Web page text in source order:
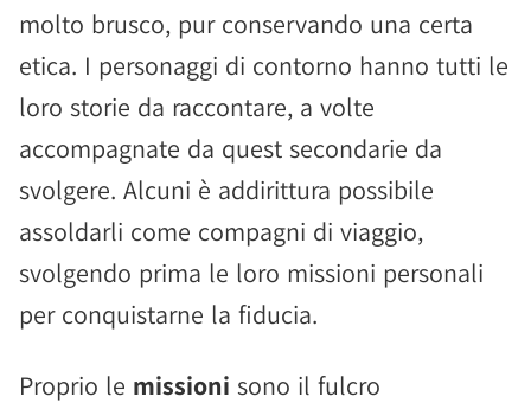
molto brusco, pur conservando una certa
etica. I personaggi di contorno hanno tutti le
loro storie da raccontare, a volte
accompagnate da quest secondarie da
svolgere. Alcuni è addirittura possibile
assoldarli come compagni di viaggio,
svolgendo prima le loro missioni personali
per conquistarne la fiducia.
Proprio le missioni sono il fulcro